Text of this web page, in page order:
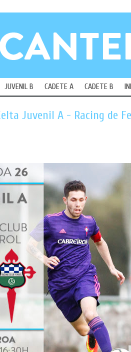
JUVENIL B CADETE A CADETE B
Juvenil A - Racing de